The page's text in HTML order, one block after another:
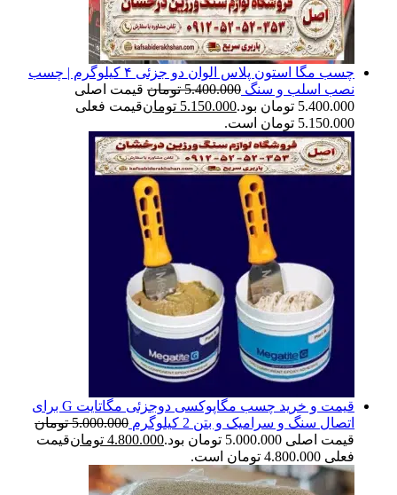
چسب مگا استون پلاس الوان دو جزئی ۴ کیلوگرم | چسب
نصب اسلب و سنگ 5.400.000 تومان قیمت اصلی
5.400.000 تومان بود.
5.150.000 تومانقیمت فعلی
5.150.000 تومان است.
قیمت و خرید چسب مگاپوکسی دوجزئی مگاتایت G برای
اتصال سنگ و سرامیک و بتن 2 کیلوگرم
5.000.000 تومان
قیمت اصلی 5.000.000 تومان بود.
4.800.000 تومانقیمت
فعلی 4.800.000 تومان است.